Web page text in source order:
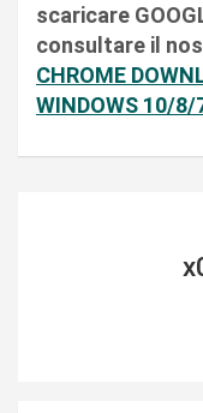
scaricare
consultare il
CHROME
WINDOWS 10/